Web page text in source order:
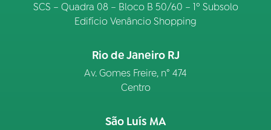
SCS – Quadra 08 – Bloco B 50/60 – 1º Subsolo
Edifício Venâncio Shopping
Rio de Janeiro RJ
Av. Gomes Freire, n° 474
Centro
São Luís MA